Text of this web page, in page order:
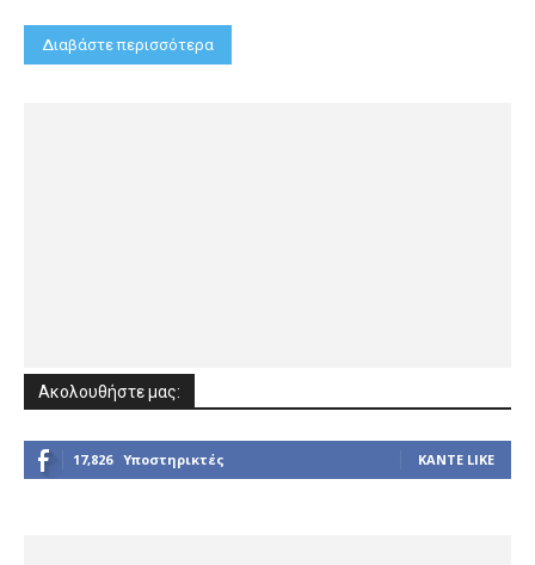
Διαβάστε περισσότερα
Ακολουθήστε μας:
17,826 Υποστηρικτές ΚΆΝΤΕ LIKE